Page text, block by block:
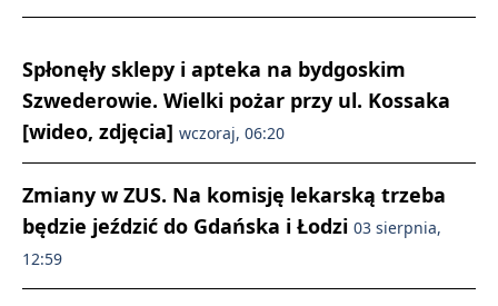
Spłonęły sklepy i apteka na bydgoskim
Szwederowie. Wielki pożar przy ul. Kossaka
[wideo, zdjęcia] wczoraj, 06:20
Zmiany w ZUS. Na komisję lekarską trzeba
będzie jeździć do Gdańska i Łodzi 03 sierpnia,
12:59